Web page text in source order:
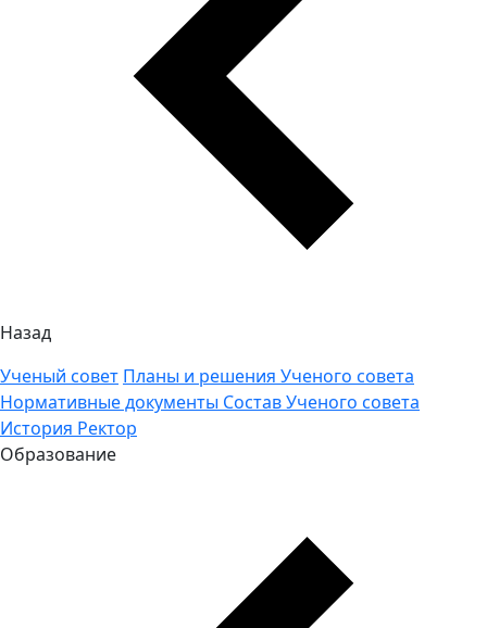
Назад
Ученый совет Планы и решения Ученого совета
Нормативные документы Состав Ученого совета
История Ректор
Образование